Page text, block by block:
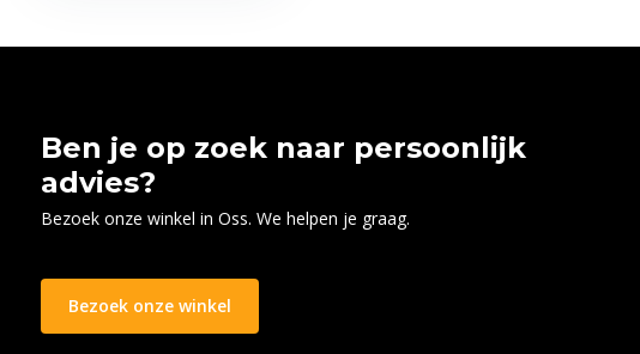
Ben je op zoek naar persoonlijk
advies?
Bezoek onze winkel in Oss. We helpen je graag.
Bezoek onze winkel